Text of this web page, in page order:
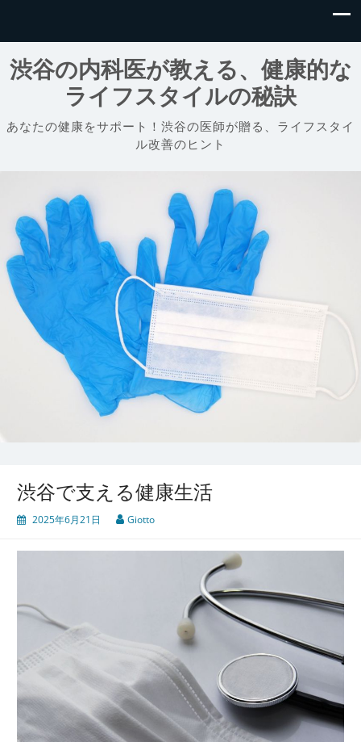
渋谷の内科医が教える、健康的な
ライフスタイルの秘訣
あなたの健康をサポート！渋谷の医師が贈る、ライフスタイ
ル改善のヒント
渋谷で支える健康生活
2025年6月21日 Giotto